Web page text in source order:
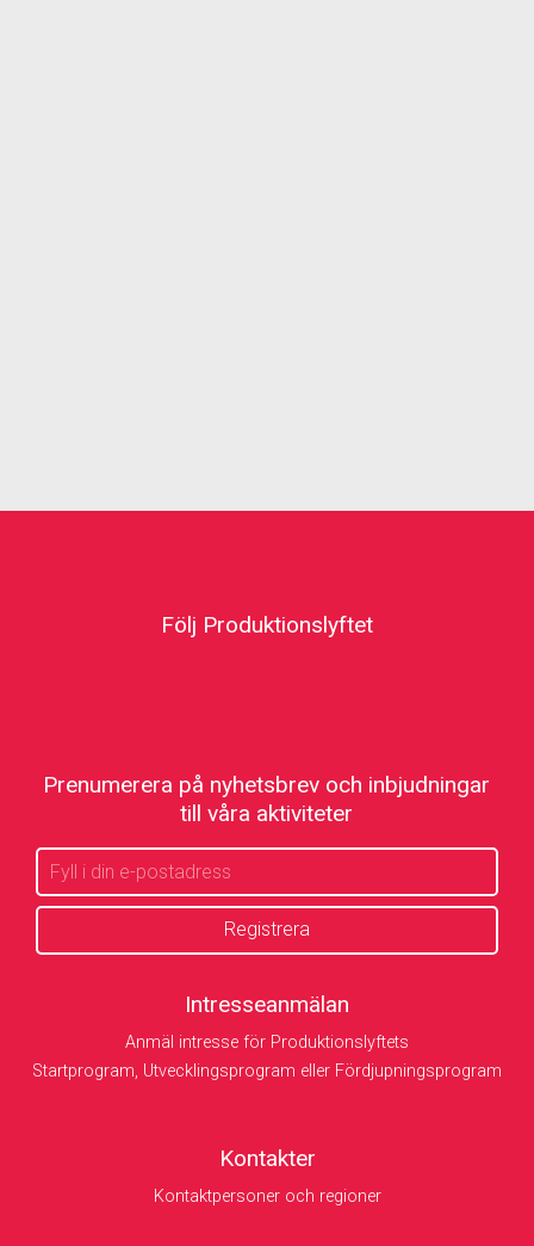
Följ Produktionslyftet
Prenumerera på nyhetsbrev och inbjudningar
till våra aktiviteter
Intresseanmälan
Anmäl intresse för Produktionslyftets
Startprogram, Utvecklingsprogram eller Fördjupningsprogram
Kontakter
Kontaktpersoner och regioner